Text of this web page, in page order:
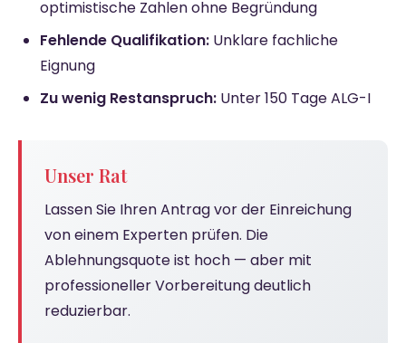
optimistische Zahlen ohne Begründung
Fehlende Qualifikation: Unklare fachliche
Eignung
Zu wenig Restanspruch: Unter 150 Tage ALG-I
Unser Rat
Lassen Sie Ihren Antrag vor der Einreichung
von einem Experten prüfen. Die
Ablehnungsquote ist hoch — aber mit
professioneller Vorbereitung deutlich
reduzierbar.